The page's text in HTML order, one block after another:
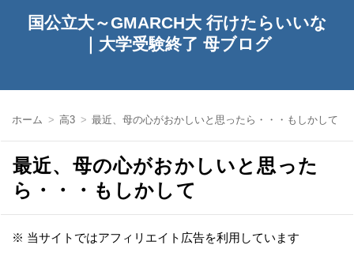
国公立大～GMARCH大 行けたらいいな
｜大学受験終了 母ブログ
ホーム 高3 最近、母の心がおかしいと思ったら・・・もしかして
最近、母の心がおかしいと思った
ら・・・もしかして
※ 当サイトではアフィリエイト広告を利用しています